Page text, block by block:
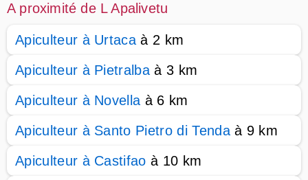
A proximité de L Apalivetu
Apiculteur à Urtaca à 2 km
Apiculteur à Pietralba à 3 km
Apiculteur à Novella à 6 km
Apiculteur à Santo Pietro di Tendaà 9 km
Apiculteur à Castifao à 10 km